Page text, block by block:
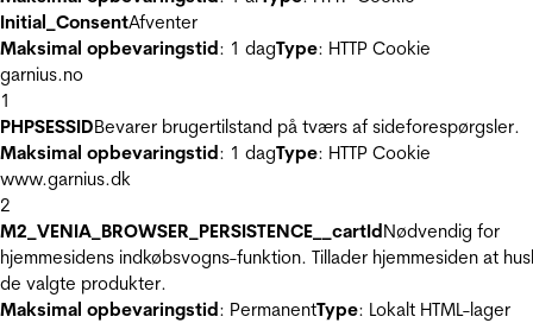
Initial_ConsentAfventer
Maksimal opbevaringstid: 1 dagType: HTTP Cookie
garnius.no
1
PHPSESSIDBevarer brugertilstand på tværs af sideforespørgsler.
Maksimal opbevaringstid: 1 dagType: HTTP Cookie
www.garnius.dk
2
M2_VENIA_BROWSER_PERSISTENCE__cartIdNødvendig for
hjemmesidens indkøbsvogns-funktion. Tillader hjemmesiden at
de valgte produkter.
Maksimal opbevaringstid: PermanentType: Lokalt HTML-lager